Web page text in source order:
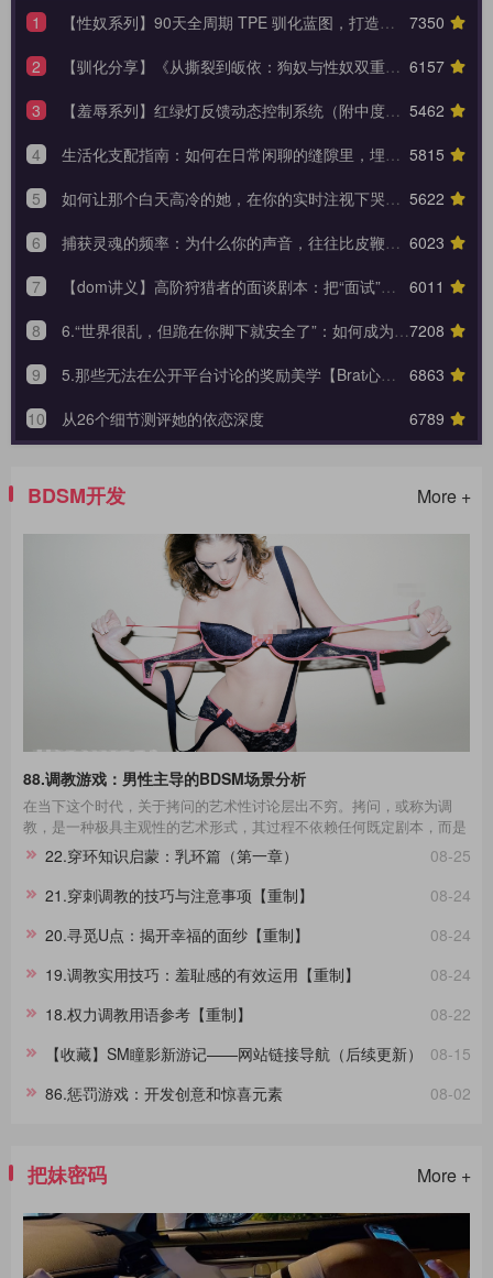
7350
1
【性奴系列】90天全周期 TPE 驯化蓝图，打造永不背叛的K6性奴归宿
6157
2
【驯化分享】《从撕裂到皈依：狗奴与性奴双重身份转换的权力美学》90天全周期身份转换训练日志模板
5462
3
【羞辱系列】红绿灯反馈动态控制系统（附中度羞辱的3大安全底线）
5815
4
生活化支配指南：如何在日常闲聊的缝隙里，埋下让她瞬间腿软的言语钩子？
5622
5
如何让那个白天高冷的她，在你的实时注视下哭着承认内心的荒芜？
6023
6
捕获灵魂的频率：为什么你的声音，往往比皮鞭更能让她战栗？
6011
7
【dom讲义】高阶狩猎者的面谈剧本：把“面试”变成一场让对方沉沦的心理外科手术。
7208
8
6.“世界很乱，但跪在你脚下就安全了”：如何成为 Brat 生命中唯一的锚点与终极归宿？【Brat心奴系列-第六期】
6863
9
5.那些无法在公开平台讨论的奖励美学【Brat心奴系列-第五期】
6789
10 从26个细节测评她的依恋深度
BDSM开发 More +
88.调教游戏：男性主导的BDSM场景分析
在当下这个时代，关于拷问的艺术性讨论层出不穷。拷问，或称为调
教，是一种极具主观性的艺术形式，其过程不依赖任何既定剧本，而是
一种即兴的表现艺术。在这场艺术的表达中，每一个不同性格的受拷者
都呈现出独一无二的故事线。举例来说，那些宁死不屈的与那些畏惧权
威的受拷者，他们在面对同样的惩罚时表现出的反应极其不同，这种差
异进一步影响了拷问的整个过程。通过淙垚个人经验和广泛的文献及影
视作品研究，本文旨在分享这一主题。在此，拷问者与受拷者分别扮演
问。拷
08-25
22.穿环知识启蒙：乳环篇（第一章）
08-24
21.穿刺调教的技巧与注意事项【重制】
08-24
20.寻觅U点：揭开幸福的面纱【重制】
08-24
19.调教实用技巧：羞耻感的有效运用【重制】
08-22
18.权力调教用语参考【重制】
08-15
【收藏】SM瞳影新游记——网站链接导航（后续更新）
08-02
86.惩罚游戏：开发创意和惊喜元素
把妹密码 More +